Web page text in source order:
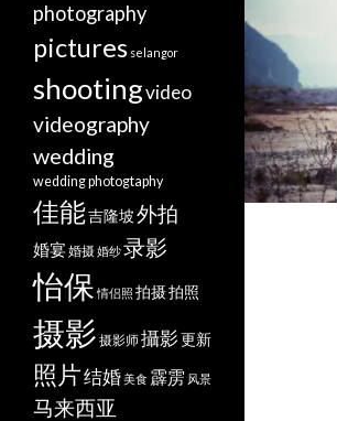
photography
pictures selangor
shootingvideo
videography
wedding
wedding photogtaphy
佳能吉隆坡外拍
婚宴婚摄婚纱录影
怡保 情侣照 拍摄拍照
摄影 摄影师攝影更新
照片结婚美食 霹雳 风景
马来西亚